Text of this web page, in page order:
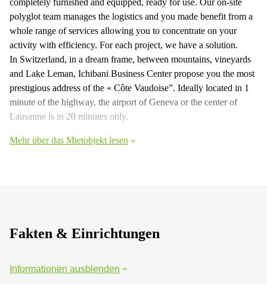
polyglot team manages the logistics and you made benefit from a
whole range of services allowing you to concentrate on your
activity with efficiency. For each project, we have a solution.
In Switzerland, in a dream frame, between mountains, vineyards
and Lake Leman, Ichibani Business Center propose you the most
prestigious address of the « Côte Vaudoise”. Ideally located in 1
minute of the highway, the airport of Geneva or the center of
Lausanne is in 20 minutes only.
Mehr über das Mietobjekt lesen
Fakten & Einrichtungen
Informationen ausblenden